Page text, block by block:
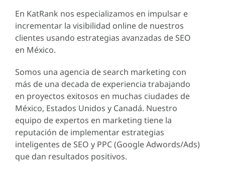
En KatRank nos especializamos en impulsar e
incrementar la visibilidad online de nuestros
clientes usando estrategias avanzadas de SEO
en México.
Somos una agencia de search marketing con
más de una decada de experiencia trabajando
en proyectos exitosos en muchas ciudades de
México, Estados Unidos y Canadá. Nuestro
equipo de expertos en marketing tiene la
reputación de implementar estrategias
inteligentes de SEO y PPC (Google Adwords/Ads)
que dan resultados positivos.